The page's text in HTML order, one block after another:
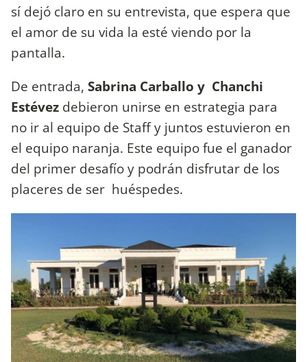
sí dejó claro en su entrevista, que espera que
el amor de su vida la esté viendo por la
pantalla.
De entrada, Sabrina Carballo y Chanchi
Estévez debieron unirse en estrategia para
no ir al equipo de Staff y juntos estuvieron en
el equipo naranja. Este equipo fue el ganador
del primer desafío y podrán disfrutar de los
placeres de ser huéspedes.